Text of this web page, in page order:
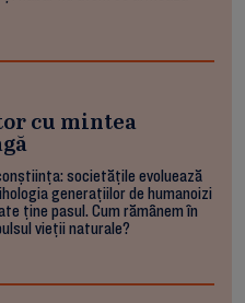
cu mintea
societățile evoluează
generațiilor de humanoizi
ține pasul. Cum rămânem în
vieții naturale?